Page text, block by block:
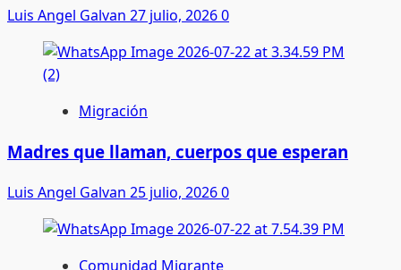
Luis Angel Galvan 27 julio, 20260
Migración
Madres que llaman, cuerpos que esperan
Luis Angel Galvan 25 julio, 20260
Comunidad Migrante